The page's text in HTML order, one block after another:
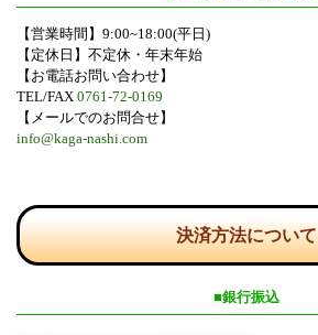
【営業時間】9:00~18:00(平日)
【定休日】不定休・年末年始
【お電話お問い合わせ】
TEL/FAX 0761-72-0169
【メールでのお問合せ】
info@kaga-nashi.com
決済方法について
■銀行振込